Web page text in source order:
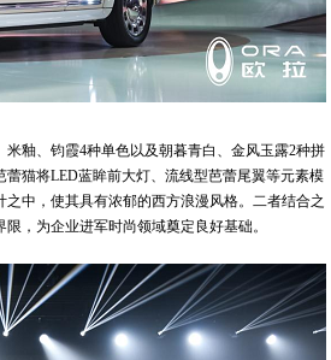
釉、钧霞4种单色以及朝暮青白、金风玉露2种拼
猫将LED蓝眸前大灯、流线型芭蕾尾翼等元素模
中，使其具有浓郁的西方浪漫风格。二者结合之
，为企业进军时尚领域奠定良好基础。